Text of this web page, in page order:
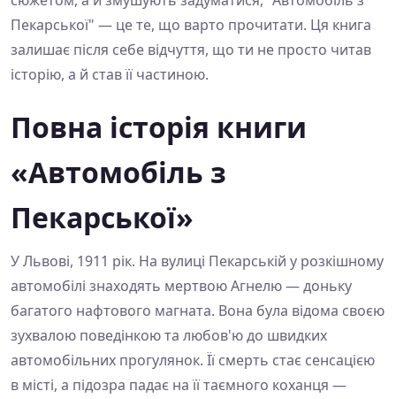
Пекарської" — це те, що варто прочитати. Ця книга
залишає після себе відчуття, що ти не просто читав
історію, а й став її частиною.
Повна історія книги
«Автомобіль з
Пекарської»
У Львові, 1911 рік. На вулиці Пекарській у розкішному
автомобілі знаходять мертвою Агнелю — доньку
багатого нафтового магната. Вона була відома своєю
зухвалою поведінкою та любов'ю до швидких
автомобільних прогулянок. Її смерть стає сенсацією
в місті, а підозра падає на її таємного коханця —